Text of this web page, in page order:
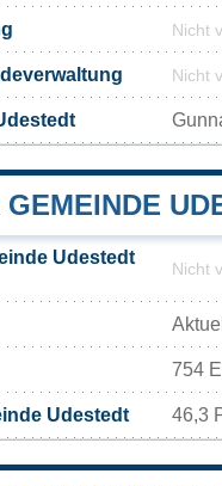
Nicht
Nicht
Udestedt
Nicht
754
Udestedt 46,3